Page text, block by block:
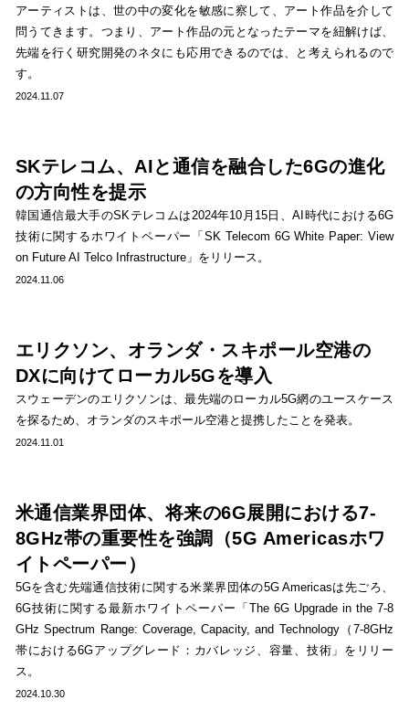
アーティストは、世の中の変化を敏感に察して、アート作品を介して
問うてきます。つまり、アート作品の元となったテーマを紐解けば、
先端を行く研究開発のネタにも応用できるのでは、と考えられるので
す。
2024.11.07
SKテレコム、AIと通信を融合した6Gの進化
の方向性を提示
韓国通信最大手のSKテレコムは2024年10月15日、AI時代における6G
技術に関するホワイトペーパー「SK Telecom 6G White Paper: View
on Future AI Telco Infrastructure」をリリース。
2024.11.06
エリクソン、オランダ・スキポール空港の
DXに向けてローカル5Gを導入
スウェーデンのエリクソンは、最先端のローカル5G網のユースケース
を探るため、オランダのスキポール空港と提携したことを発表。
2024.11.01
米通信業界団体、将来の6G展開における7-
8GHz帯の重要性を強調（5G Americasホワ
イトペーパー）
5Gを含む先端通信技術に関する米業界団体の5G Americasは先ごろ、
6G技術に関する最新ホワイトペーパー「The 6G Upgrade in the 7-8
GHz Spectrum Range: Coverage, Capacity, and Technology（7-8GHz
帯における6Gアップグレード：カバレッジ、容量、技術」をリリー
ス。
2024.10.30